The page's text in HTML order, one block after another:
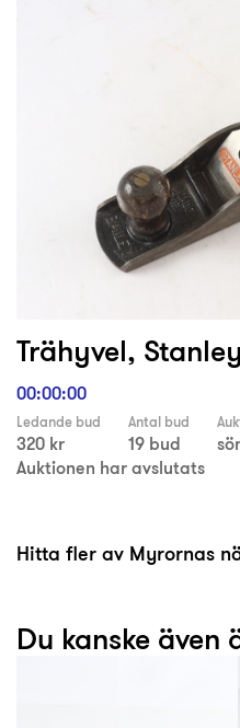
Trähyvel,
00:00:00
Ledande bud
320 kr
Antal bud
19 bud
Auktionen har avslutats
Hitta fler av Myrornas
Du kanske även